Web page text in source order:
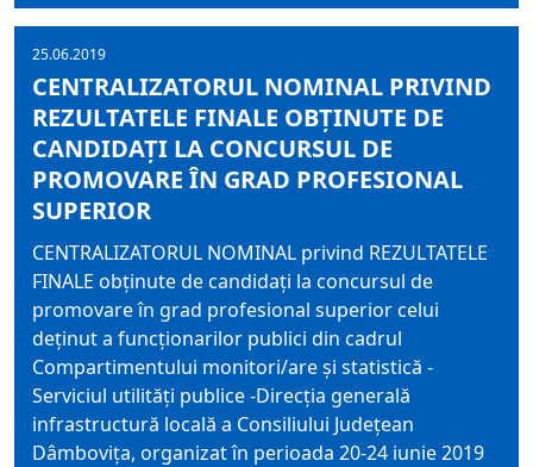
25.06.2019
CENTRALIZATORUL NOMINAL PRIVIND
REZULTATELE FINALE OBŢINUTE DE
CANDIDAŢI LA CONCURSUL DE
PROMOVARE ÎN GRAD PROFESIONAL
SUPERIOR
CENTRALIZATORUL NOMINAL privind REZULTATELE
FINALE obţinute de candidaţi la concursul de
promovare în grad profesional superior celui
deţinut a funcţionarilor publici din cadrul
Compartimentului monitori/are şi statistică -
Serviciul utilităţi publice -Direcţia generală
infrastructură locală a Consiliului Judeţean
Dâmboviţa, organizat în perioada 20-24 iunie 2019